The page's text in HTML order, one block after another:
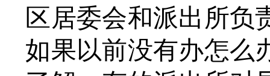
区居委会和派出所负
如果以前没有办怎么